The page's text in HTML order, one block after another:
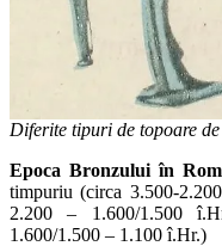
Diferite tipuri de topoare
Epoca Bronzului în
timpuriu (circa 3.500-
2.200 – 1.600/1.500
1.600/1.500 – 1.100 î.Hr.)